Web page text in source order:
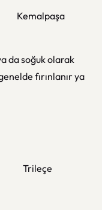
da soğuk olarak
fırınlanır ya